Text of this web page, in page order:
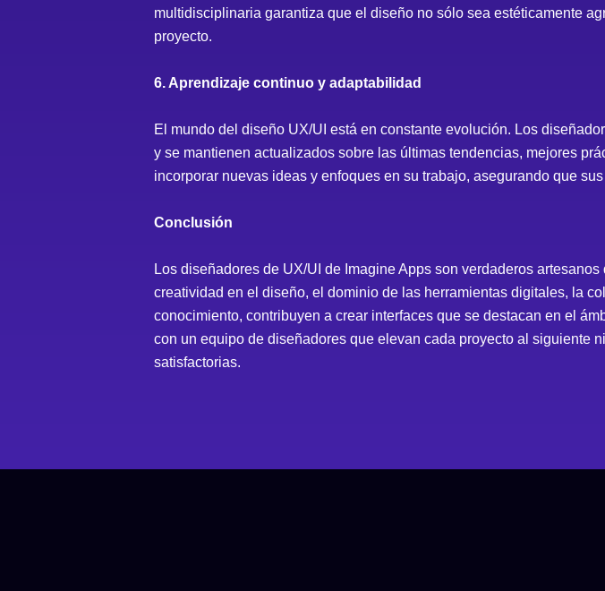
multidisciplinaria garantiza que el diseño no sólo sea estéticamente
proyecto.
6. Aprendizaje continuo y adaptabilidad
El mundo del diseño UX/UI está en constante evolución. Los
y se mantienen actualizados sobre las últimas tendencias, mejores
incorporar nuevas ideas y enfoques en su trabajo, asegurando que
Conclusión
Los diseñadores de UX/UI de Imagine Apps son verdaderos
creatividad en el diseño, el dominio de las herramientas digitales, la
conocimiento, contribuyen a crear interfaces que se destacan en el
con un equipo de diseñadores que elevan cada proyecto al siguiente
satisfactorias.